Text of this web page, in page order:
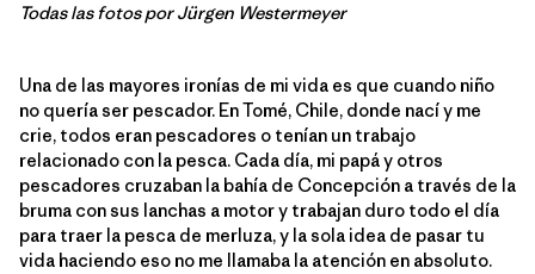
Todas las fotospor Jürgen Westermeyer
Una de las mayores ironías de mi vida es que cuando niño
no quería ser pescador. En Tomé, Chile, donde nací y me
crie, todos eran pescadores o tenían un trabajo
relacionado con la pesca. Cada día, mi papá y otros
pescadores cruzaban la bahía de Concepción a través de la
bruma con sus lanchas a motor y trabajan duro todo el día
para traer la pesca de merluza, y la sola idea de pasar tu
vida haciendo eso no me llamaba la atención en absoluto.